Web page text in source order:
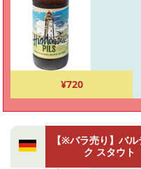
¥720
【※バラ売り】バ
ク スタウト